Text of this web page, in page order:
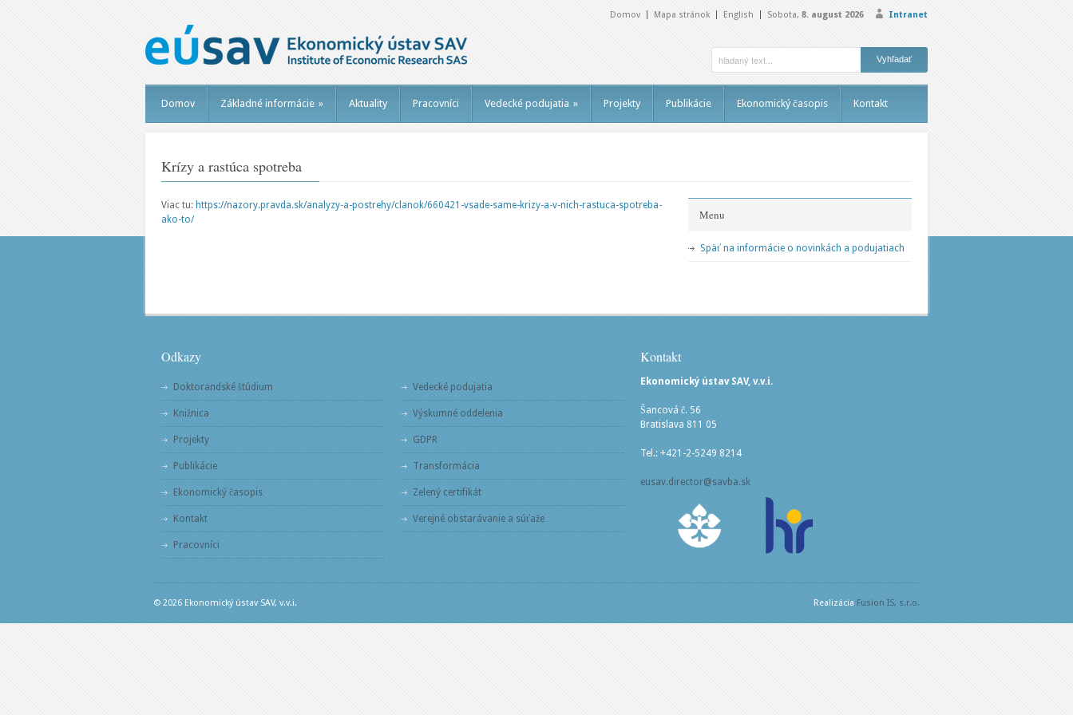
Intranet
Domov Mapa stránok English Sobota, 8. august 2026
Domov Základné informácie » Aktuality Pracovníci Vedecké podujatia » Projekty Publikácie Ekonomický časopis Kontakt
Krízy a rastúca spotreba
Viac tu: https://nazory.pravda.sk/analyzy-a-postrehy/clanok/660421-vsade-same-krizy-a-v-nich-rastuca-spotreba-
ako-to/
Menu
Späť na informácie o novinkách a podujatiach
Odkazy
Doktorandské štúdium
Knižnica
Projekty
Publikácie
Ekonomický časopis
Kontakt
Pracovníci
Vedecké podujatia
Výskumné oddelenia
GDPR
Transformácia
Zelený certifikát
Verejné obstarávanie a súťaže
Kontakt
Ekonomický ústav SAV, v.v.i.
Šancová č. 56
Bratislava 811 05
Tel.: +421-2-5249 8214
eusav.director@savba.sk
© 2026 Ekonomický ústav SAV, v.v.i. Realizácia Fusion IS, s.r.o.